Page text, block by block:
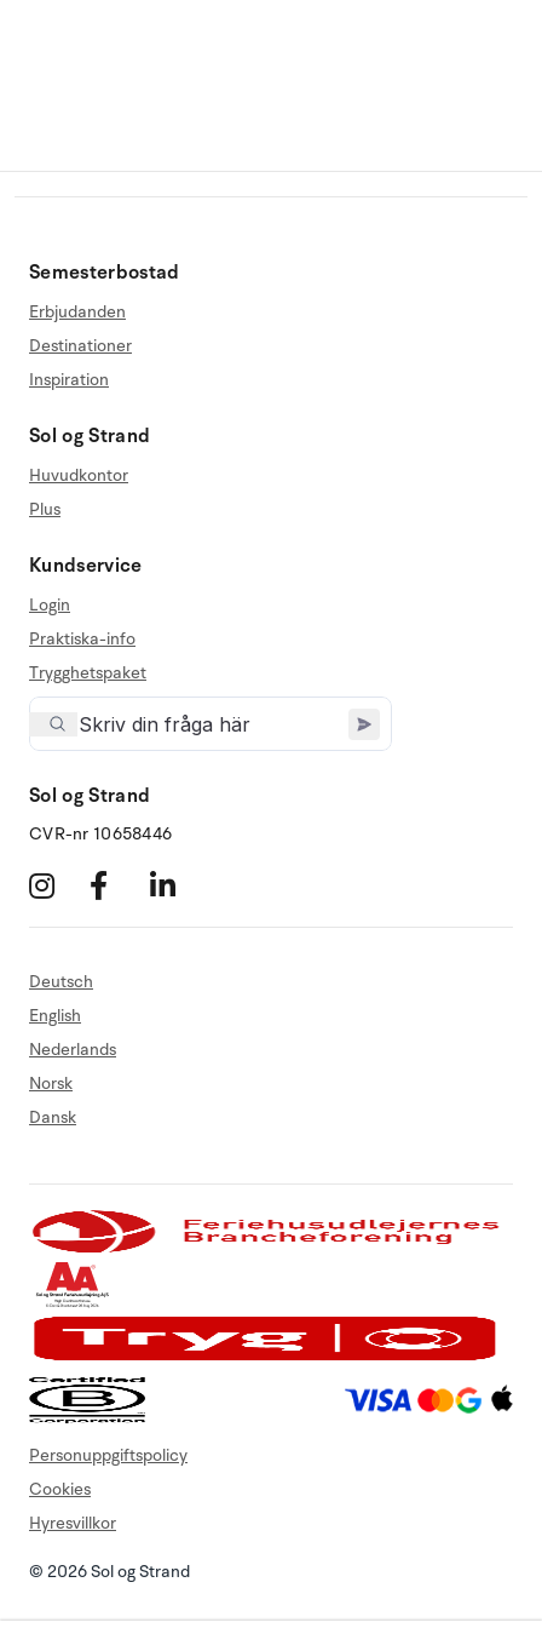
Semesterbostad
Erbjudanden
Destinationer
Inspiration
Sol og Strand
Huvudkontor
Plus
Kundservice
Login
Praktiska-info
Trygghetspaket
Sol og Strand
CVR-nr 10658446
Deutsch
English
Nederlands
Norsk
Dansk
© 2026 Sol og Strand
Personuppgiftspolicy
Cookies
Hyresvillkor